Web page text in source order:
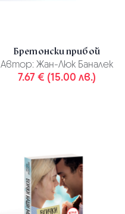
Бретонски прибой
Автор: Жан-Люк Баналек
7.67 € (15.00 лв.)